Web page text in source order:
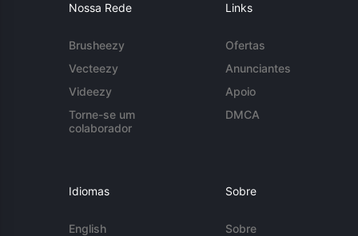
Nossa Rede
Brusheezy
Vecteezy
Videezy
Torne-se um
colaborador
Links
Ofertas
Anunciantes
Apoio
DMCA
Idiomas
English
Sobre
Sobre